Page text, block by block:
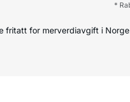
*
fritatt for merverdiavgift i